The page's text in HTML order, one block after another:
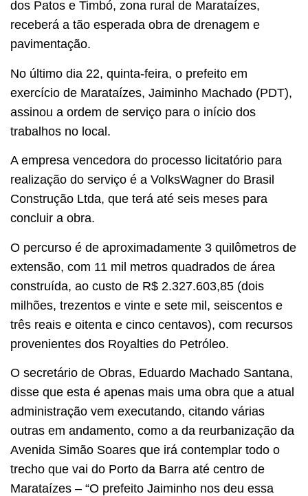
dos Patos e Timbó, zona rural de Marataízes,
receberá a tão esperada obra de drenagem e
pavimentação.
No último dia 22, quinta-feira, o prefeito em
exercício de Marataízes, Jaiminho Machado (PDT),
assinou a ordem de serviço para o início dos
trabalhos no local.
A empresa vencedora do processo licitatório para
realização do serviço é a VolksWagner do Brasil
Construção Ltda, que terá até seis meses para
concluir a obra.
O percurso é de aproximadamente 3 quilômetros de
extensão, com 11 mil metros quadrados de área
construída, ao custo de R$ 2.327.603,85 (dois
milhões, trezentos e vinte e sete mil, seiscentos e
três reais e oitenta e cinco centavos), com recursos
provenientes dos Royalties do Petróleo.
O secretário de Obras, Eduardo Machado Santana,
disse que esta é apenas mais uma obra que a atual
administração vem executando, citando várias
outras em andamento, como a da reurbanização da
Avenida Simão Soares que irá contemplar todo o
trecho que vai do Porto da Barra até centro de
Marataízes – “O prefeito Jaiminho nos deu essa